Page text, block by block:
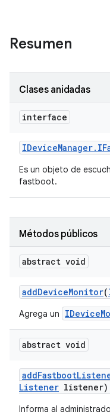
Resumen
Clases anidadas
interface
IDeviceManager.
Es un objeto de
fastboot.
Métodos públicos
abstract void
addDeviceMonitor(
Agrega un
abstract void
addFastboot
Listener listener)
Informa al